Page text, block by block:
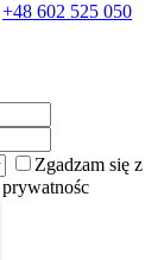
+48 602 525 050
Zgadzam się z